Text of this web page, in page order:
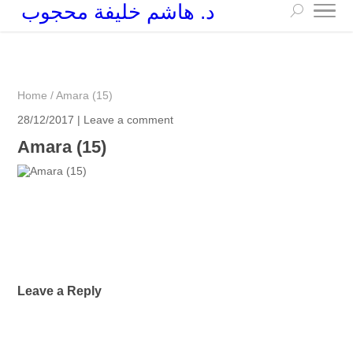
د. هاشم خليفة محجوب
Home /Amara (15)
28/12/2017 | Leave a comment
Amara (15)
Leave a Reply